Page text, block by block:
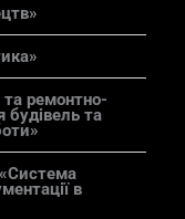
та ремонтно-
будівель та
в